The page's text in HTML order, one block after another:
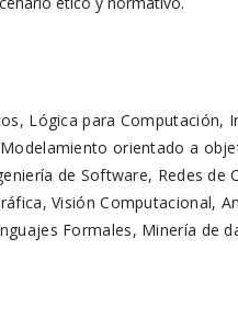
Lógica para Computación,
orientado a
de Software, Redes de
Visión Computacional,
Formales, Minería de